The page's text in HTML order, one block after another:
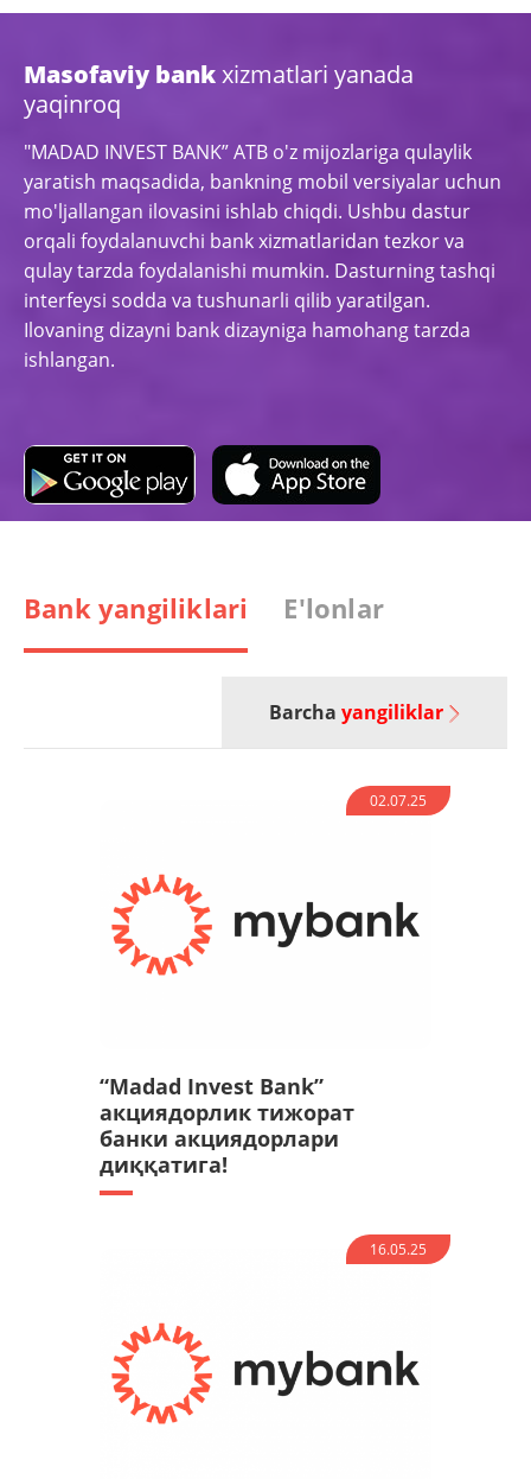
Masofaviy bankxizmatlari yanada
yaqinroq
"MADAD INVEST BANK” ATB o'z mijozlariga qulaylik
yaratish maqsadida, bankning mobil versiyalar uchun
mo'ljallangan ilovasini ishlab chiqdi. Ushbu dastur
orqali foydalanuvchi bank xizmatlaridan tezkor va
qulay tarzda foydalanishi mumkin. Dasturning tashqi
interfeysi sodda va tushunarli qilib yaratilgan.
Ilovaning dizayni bank dizayniga hamohang tarzda
ishlangan.
Bank yangiliklari E'lonlar
Barcha yangiliklar
02.07.25
“Madad Invest Bank”
акциядорлик тижорат
банки акциядорлари
диққатига!
16.05.25